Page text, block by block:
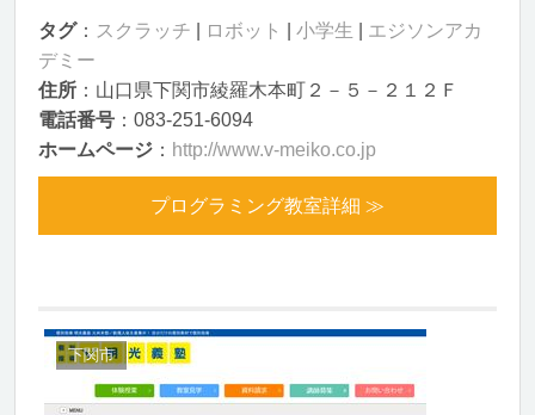
タグ： スクラッチ ロボット 小学生
エジソンアカ
デミー
住所 ：山口県下関市綾羅木本町２－５－２１２Ｆ
電話番号 ：083-251-6094
ホームページ ： http://www.v-meiko.co.jp
プログラミング教室詳細 ≫
下関市